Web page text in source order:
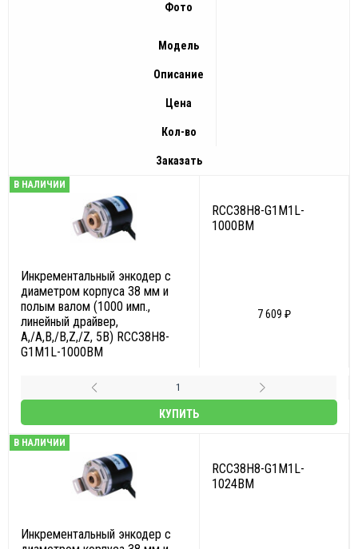
Фото
Модель
Описание
Цена
Кол-во
Заказать
В НАЛИЧИИ
RCC38H8-G1M1L-
1000BM
Инкрементальный энкодер с
диаметром корпуса 38 мм и
полым валом (1000 имп.,
линейный драйвер,
A,/A,B,/B,Z,/Z, 5В) RCC38H8-
G1M1L-1000BM
7 609 ₽
КУПИТЬ
В НАЛИЧИИ
RCC38H8-G1M1L-
1024BM
Инкрементальный энкодер с